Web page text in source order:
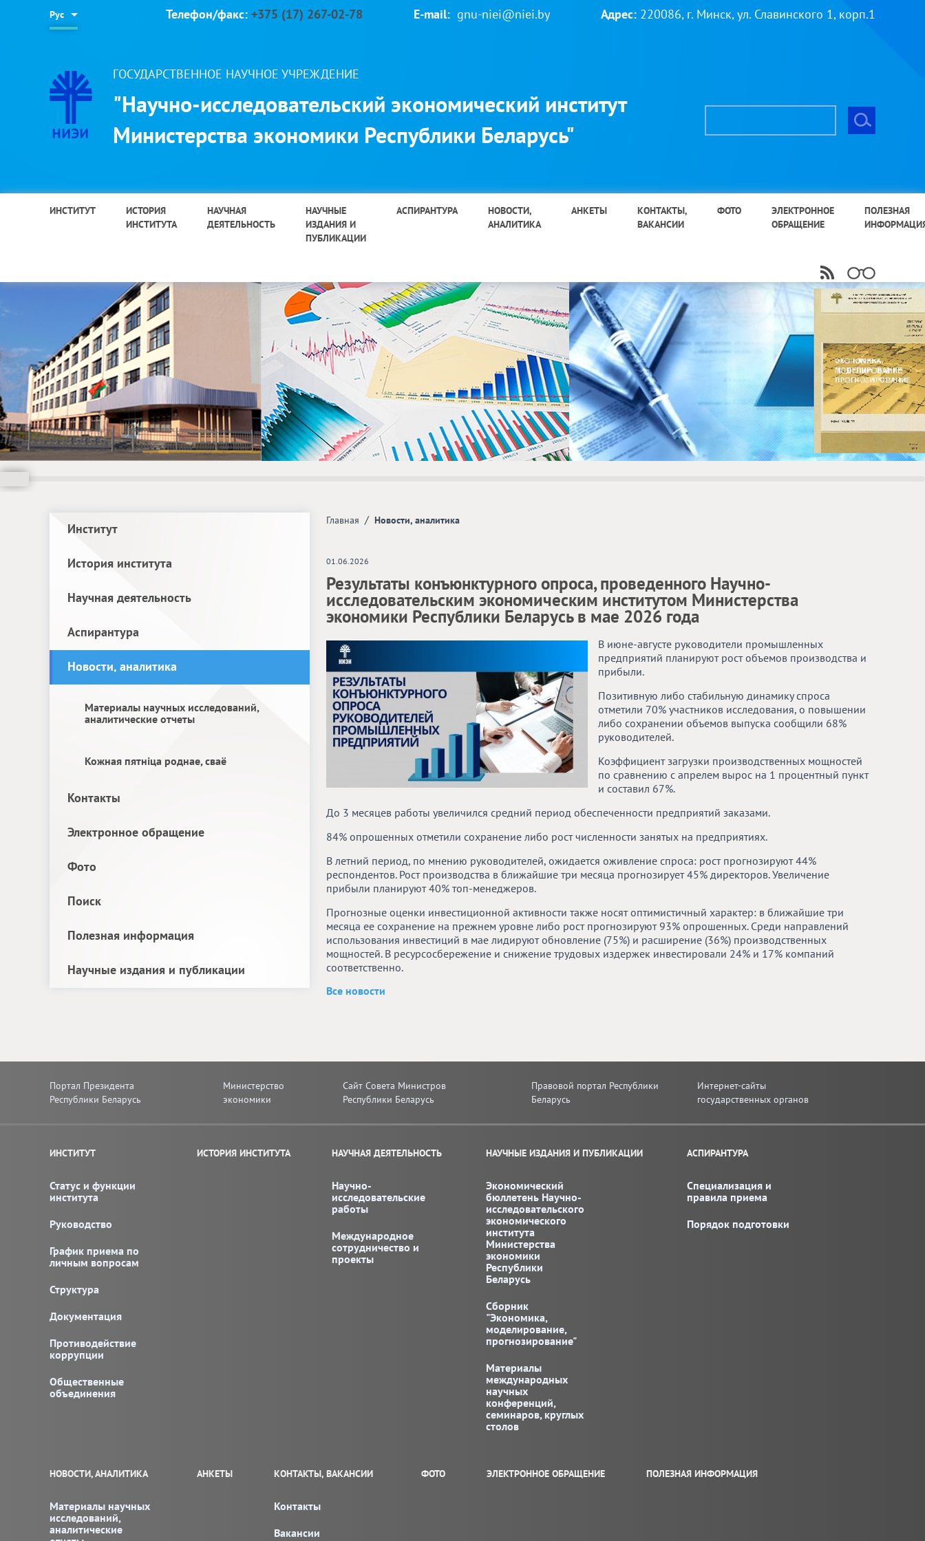
Рус Телефон/факс: +375 (17) 267-02-78 E-mail: gnu-niei@niei.by Адрес: 220086, г. Минск, ул. Славинского 1, корп.1
ГОСУДАРСТВЕННОЕ НАУЧНОЕ УЧРЕЖДЕНИЕ
"Научно-исследовательский экономический институт
Министерства экономики Республики Беларусь"
ИНСТИТУТ
ИСТОРИЯ
ИНСТИТУТА
НАУЧНАЯ
ДЕЯТЕЛЬНОСТЬ
НАУЧНЫЕ
ИЗДАНИЯ И
ПУБЛИКАЦИИ
АСПИРАНТУРА
НОВОСТИ,
АНАЛИТИКА
АНКЕТЫ
КОНТАКТЫ,
ВАКАНСИИ
ФОТО
ЭЛЕКТРОННОЕ
ОБРАЩЕНИЕ
ПОЛЕЗНАЯ
Главная / Новости, аналитика
01.06.2026
Результаты конъюнктурного опроса, проведенного Научно-
исследовательским экономическим институтом Министерства
экономики Республики Беларусь в мае 2026 года
В июне-августе руководители промышленных
предприятий планируют рост объемов производства и
прибыли.
Позитивную либо стабильную динамику спроса
отметили 70% участников исследования, о повышении
либо сохранении объемов выпуска сообщили 68%
руководителей.
Коэффициент загрузки производственных мощностей
по сравнению с апрелем вырос на 1 процентный пункт
и составил 67%.
До 3 месяцев работы увеличился средний период обеспеченности предприятий заказами.
84% опрошенных отметили сохранение либо рост численности занятых на предприятиях.
В летний период, по мнению руководителей, ожидается оживление спроса: рост прогнозируют 44%
респондентов. Рост производства в ближайшие три месяца прогнозирует 45% директоров. Увеличение
прибыли планируют 40% топ-менеджеров.
Прогнозные оценки инвестиционной активности также носят оптимистичный характер: в ближайшие три
месяца ее сохранение на прежнем уровне либо рост прогнозируют 93% опрошенных. Среди направлений
использования инвестиций в мае лидируют обновление (75%) и расширение (36%) производственных
мощностей. В ресурсосбережение и снижение трудовых издержек инвестировали 24% и 17% компаний
соответственно.
Все новости
Институт
История института
Научная деятельность
Аспирантура
Новости, аналитика
Материалы научных исследований,
аналитические отчеты
Кожная пятніца роднае, сваё
Контакты
Электронное обращение
Фото
Поиск
Полезная информация
Научные издания и публикации
Портал Президента
Республики Беларусь
Министерство
экономики
Сайт Совета Министров
Республики Беларусь
Правовой портал Республики
Беларусь
Интернет-сайты
государственных органов
ИНСТИТУТ
Статус и функции
института
Руководство
График приема по
личным вопросам
Структура
Документация
Противодействие
коррупции
Общественные
объединения
ИСТОРИЯ ИНСТИТУТА НАУЧНАЯ ДЕЯТЕЛЬНОСТЬ
Научно-
исследовательские
работы
Международное
сотрудничество и
проекты
НАУЧНЫЕ ИЗДАНИЯ И ПУБЛИКАЦИИ
Экономический
бюллетень Научно-
исследовательского
экономического
института
Министерства
экономики
Республики
Беларусь
Сборник
"Экономика,
моделирование,
прогнозирование"
Материалы
международных
научных
конференций,
семинаров, круглых
столов
АСПИРАНТУРА
Специализация и
правила приема
Порядок подготовки
НОВОСТИ, АНАЛИТИКА
Материалы научных
исследований,
аналитические
АНКЕТЫ КОНТАКТЫ, ВАКАНСИИ
Контакты
Вакансии
ФОТО ЭЛЕКТРОННОЕ ОБРАЩЕНИЕ ПОЛЕЗНАЯ ИНФОРМАЦИЯ